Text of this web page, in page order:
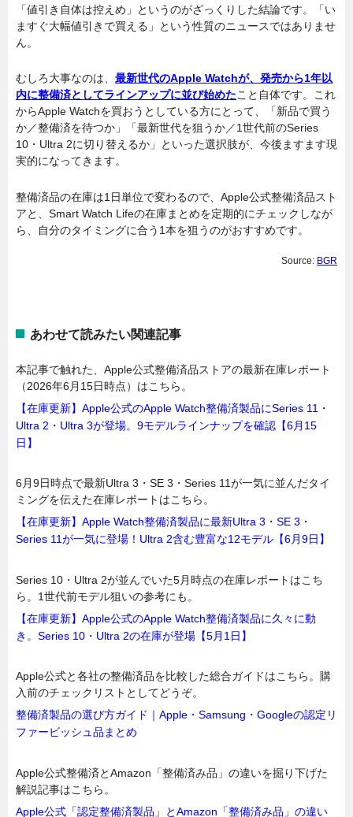
「値引き自体は控えめ」というのがざっくりした結論です。「い
ますぐ大幅値引きで買える」という性質のニュースではありませ
ん。
むしろ大事なのは、 最新世代のApple Watchが、発売から1年以
内に整備済としてラインアップに並び始めたこと自体です。これ
からApple Watchを買おうとしている方にとって、「新品で買う
か／整備済を待つか」「最新世代を狙うか／1世代前のSeries
10・Ultra 2に切り替えるか」といった選択肢が、今後ますます現
実的になってきます。
整備済品の在庫は1日単位で変わるので、Apple公式整備済品スト
アと、Smart Watch Lifeの在庫まとめを定期的にチェックしなが
ら、自分のタイミングに合う1本を狙うのがおすすめです。
Source: BGR
あわせて読みたい関連記事
本記事で触れた、Apple公式整備済品ストアの最新在庫レポート
（2026年6月15日時点）はこちら。
【在庫更新】Apple公式のApple Watch整備済製品にSeries 11・
Ultra 2・Ultra 3が登場。9モデルラインナップを確認【6月15
日】
6月9日時点で最新Ultra 3・SE 3・Series 11が一気に並んだタイ
ミングを伝えた在庫レポートはこちら。
【在庫更新】Apple Watch整備済製品に最新Ultra 3・SE 3・
Series 11が一気に登場！Ultra 2含む豊富な12モデル【6月9日】
Series 10・Ultra 2が並んでいた5月時点の在庫レポートはこち
ら。1世代前モデル狙いの参考にも。
【在庫更新】Apple公式のApple Watch整備済製品に久々に動
き。Series 10・Ultra 2の在庫が登場【5月1日】
Apple公式と各社の整備済品を比較した総合ガイドはこちら。購
入前のチェックリストとしてどうぞ。
整備済製品の選び方ガイド｜Apple・Samsung・Googleの認定リ
ファービッシュ品まとめ
Apple公式整備済とAmazon「整備済み品」の違いを掘り下げた
解説記事はこちら。
Apple公式「認定整備済製品」とAmazon「整備済み品」の違い